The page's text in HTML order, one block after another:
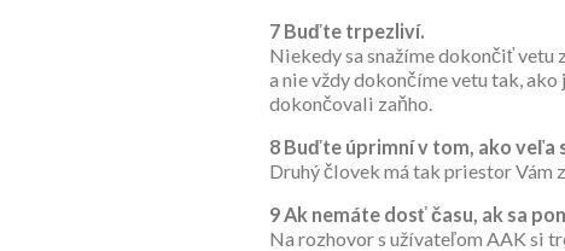
7 Buďte trpezliví.
Niekedy sa snažíme dokončiť vetu
a nie vždy dokončíme vetu tak,
dokončovali zaňho.
8 Buďte úprimní v tom, ako veľa
Druhý človek má tak priestor Vám
9Ak nemáte dosť času, ak sa
Na rozhovor s užívateľom AAK si